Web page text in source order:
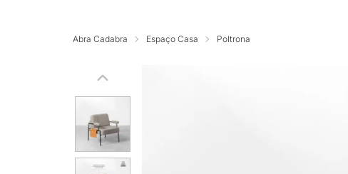
Abra Cadabra Espaço Casa Poltrona